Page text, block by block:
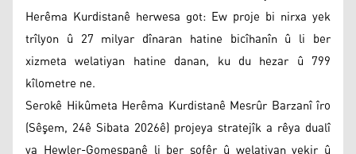
Herêma Kurdistanê herwesa got: Ew proje bi nirxa yek
trîlyon û 27 milyar dînaran hatine bicîhanîn û li ber
xizmeta welatiyan hatine danan, ku du hezar û 799
kîlometre ne.
Serokê Hikûmeta Herêma Kurdistanê Mesrûr Barzanî îro
(Sêşem, 24ê Sibata 2026ê) projeya stratejîk a rêya dualî